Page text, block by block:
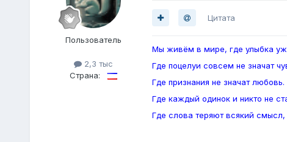
Пoльзователь
2,3 тыс
Страна:
Цитата
Мы живём в мире, где улыбка
Где поцелуи совсем не значат
Где признания не значат любовь.
Где каждый одинок и никто не
Где слова теряют всякий смысл,